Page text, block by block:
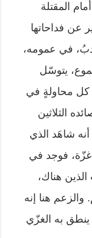
المقتلة
عن فداحاتها
في عمومه،
يتوسّل
كل محاولةٍ في
الثلاثين
شاهَد الذي
فوجد في
هناك،
والزعم هنا إنه
به الغزّي